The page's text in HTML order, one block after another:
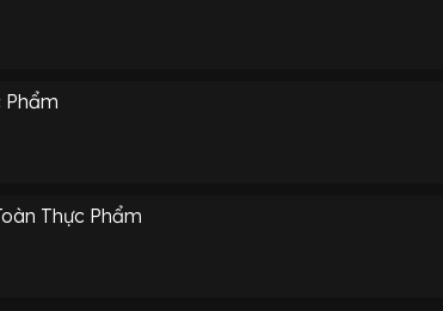
Phẩm
Thực Phẩm